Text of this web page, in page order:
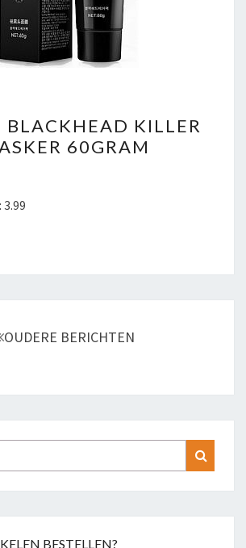
BLACKHEAD
KILLER
BLACKHEAD KILLER
60GRAM
OUDERE BERICHTEN
BESTELLEN?